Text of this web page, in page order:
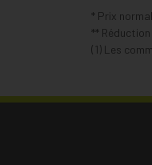
* Prix
**
(1) Les